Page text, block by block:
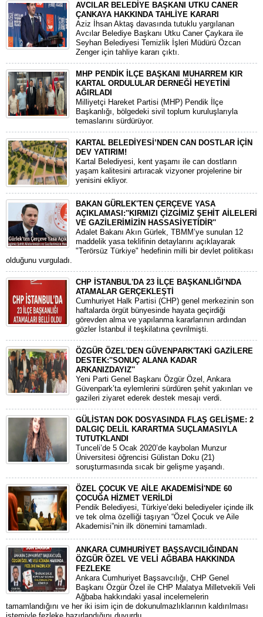
AVCILAR BELEDİYE BAŞKANI UTKU CANER
ÇANKAYA HAKKINDA TAHLİYE KARARI
​Aziz İhsan Aktaş davasında tutuklu yargılanan
Avcılar Belediye Başkanı Utku Caner Çaykara ile
Seyhan Belediyesi Temizlik İşleri Müdürü Özcan
Zenger için tahliye kararı çıktı.
MHP PENDİK İLÇE BAŞKANI MUHARREM KIR
KARTAL ORDULULAR DERNEĞİ HEYETİNİ
AĞIRLADI
​Milliyetçi Hareket Partisi (MHP) Pendik İlçe
Başkanlığı, bölgedeki sivil toplum kuruluşlarıyla
temaslarını sürdürüyor.
KARTAL BELEDİYESİ’NDEN CAN DOSTLAR İÇİN
DEV YATIRIM!
Kartal Belediyesi, kent yaşamı ile can dostların
yaşam kalitesini artıracak vizyoner projelerine bir
yenisini ekliyor.
BAKAN GÜRLEK'TEN ÇERÇEVE YASA
AÇIKLAMASI:''KIRMIZI ÇİZGİMİZ ŞEHİT AİLELERİ
VE GAZİLERİMİZİN HASSASİYETİDİR''
Adalet Bakanı Akın Gürlek, TBMM’ye sunulan 12
maddelik yasa teklifinin detaylarını açıklayarak
"Terörsüz Türkiye" hedefinin milli bir devlet politikası
olduğunu vurguladı.
CHP İSTANBUL'DA 23 İLÇE BAŞKANLIĞI'NDA
ATAMALAR GERÇEKLEŞTİ
​Cumhuriyet Halk Partisi (CHP) genel merkezinin son
haftalarda örgüt bünyesinde hayata geçirdiği
görevden alma ve yapılanma kararlarının ardından
gözler İstanbul il teşkilatına çevrilmişti.
ÖZGÜR ÖZEL'DEN GÜVENPARK'TAKİ GAZİLERE
DESTEK:''SONUÇ ALANA KADAR
ARKANIZDAYIZ''
​Yeni Parti Genel Başkanı Özgür Özel, Ankara
Güvenpark’ta eylemlerini sürdüren şehit yakınları ve
gazileri ziyaret ederek destek mesajı verdi.
GÜLİSTAN DOK DOSYASINDA FLAŞ GELİŞME: 2
DALGIÇ DELİL KARARTMA SUÇLAMASIYLA
TUTUTKLANDI
​Tunceli’de 5 Ocak 2020’de kaybolan Munzur
Üniversitesi öğrencisi Gülistan Doku (21)
soruşturmasında sıcak bir gelişme yaşandı.
ÖZEL ÇOCUK VE AİLE AKADEMİSİ'NDE 60
ÇOCUĞA HİZMET VERİLDİ
Pendik Belediyesi, Türkiye’deki belediyeler içinde ilk
ve tek olma özelliği taşıyan “Özel Çocuk ve Aile
Akademisi”nin ilk dönemini tamamladı.
ANKARA CUMHURİYET BAŞSAVCILIĞINDAN
ÖZGÜR ÖZEL VE VELİ AĞBABA HAKKINDA
FEZLEKE
​Ankara Cumhuriyet Başsavcılığı, CHP Genel
Başkanı Özgür Özel ile CHP Malatya Milletvekili Veli
Ağbaba hakkındaki yasal incelemelerin
tamamlandığını ve her iki isim için de dokunulmazlıklarının kaldırılması